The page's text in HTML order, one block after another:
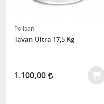
Polisan
Tavan Ultra 17,5 Kg
1.100,00